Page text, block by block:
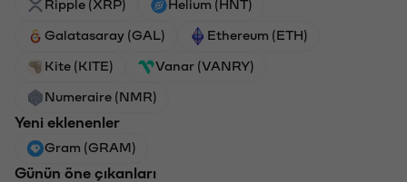
Ripple (XRP) Helium (HNT)
Galatasaray (GAL) Ethereum (ETH)
Kite (KITE) Vanar (VANRY)
Numeraire (NMR)
Yeni eklenenler
Gram (GRAM)
Günün öne çıkanları